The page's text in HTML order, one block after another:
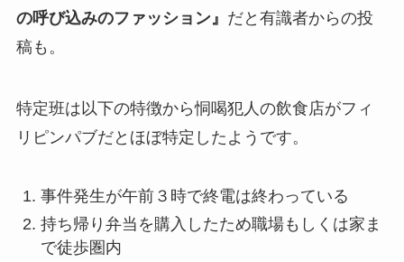
の呼び込みのファッション』 だと有識者からの投
稿も。
特定班は以下の特徴から恫喝犯人の飲食店がフィ
リピンパブだとほぼ特定したようです。
事件発生が午前３時で終電は終わっている
持ち帰り弁当を購入したため職場もしくは家ま
で徒歩圏内